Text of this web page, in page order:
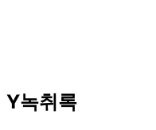
Y녹취록